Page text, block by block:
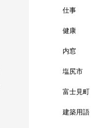
仕事
健康
内窓
塩尻市
富士見町
建築用語